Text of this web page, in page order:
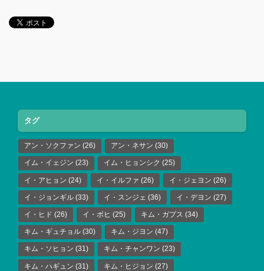
タグ
アン・ソクファン (26) アン・ネサン (30)
イム・イェジン (23) イム・ヒョンシク (25)
イ・アヒョン (24) イ・イルファ (26) イ・ジェヨン (26)
イ・ジョンギル (33) イ・スンジェ (36) イ・デヨン (27)
イ・ヒド (26) イ・ボヒ (25) キム・ガプス (34)
キム・ギュチョル (30) キム・ジヨン (47)
キム・ソヒョン (31) キム・チャンワン (23)
キム・ハギュン (31) キム・ヒジョン (27)